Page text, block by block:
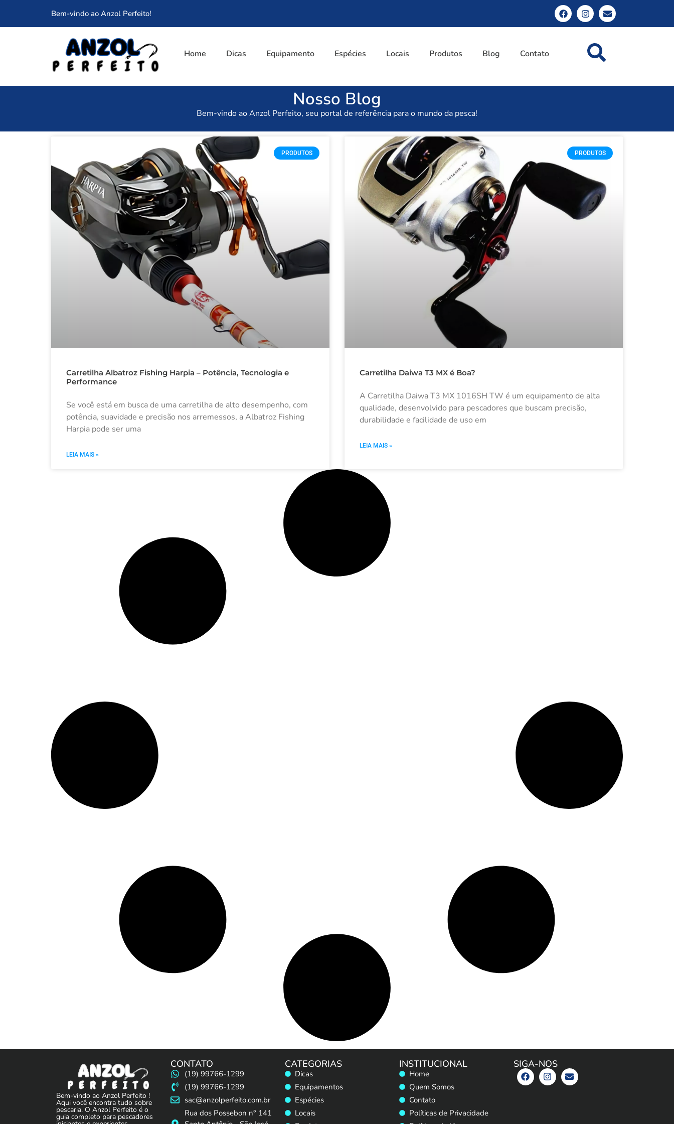
Bem-vindo ao Anzol Perfeito!
Home Dicas Equipamento Espécies Locais Produtos Blog Contato
Nosso Blog
Bem-vindo ao Anzol Perfeito, seu portal de referência para o mundo da pesca!
PRODUTOS
Carretilha Albatroz Fishing Harpia – Potência, Tecnologia e
Performance
Se você está em busca de uma carretilha de alto desempenho, com
potência, suavidade e precisão nos arremessos, a Albatroz Fishing
Harpia pode ser uma
LEIA MAIS »
PRODUTOS
Carretilha Daiwa T3 MX é Boa?
A Carretilha Daiwa T3 MX 1016SH TW é um equipamento de alta
qualidade, desenvolvido para pescadores que buscam precisão,
durabilidade e facilidade de uso em
LEIA MAIS »
Bem-vindo ao Anzol Perfeito !
Aqui você encontra tudo sobre
pescaria. O Anzol Perfeito é o
guia completo para pescadores
CONTATO
(19) 99766-1299
(19) 99766-1299
sac@anzolperfeito.com.br
Rua dos Possebon n° 141
CATEGORIAS
Dicas
Equipamentos
Espécies
Locais
INSTITUCIONAL
Home
Quem Somos
Contato
Políticas de Privacidade
SIGA-NOS